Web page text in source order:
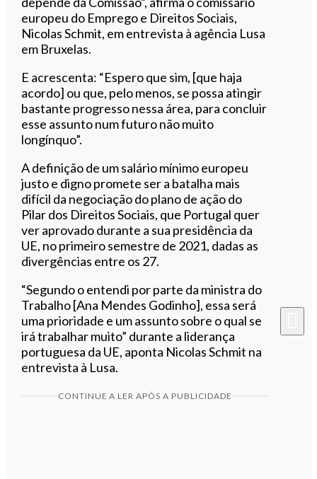
europeu do Emprego e Direitos Sociais,
Nicolas Schmit, em entrevista à agência Lusa
em Bruxelas.
E acrescenta: “Espero que sim, [que haja
acordo] ou que, pelo menos, se possa atingir
bastante progresso nessa área, para concluir
esse assunto num futuro não muito
longínquo”.
A definição de um salário mínimo europeu
justo e digno promete ser a batalha mais
difícil da negociação do plano de ação do
Pilar dos Direitos Sociais, que Portugal quer
ver aprovado durante a sua presidência da
UE, no primeiro semestre de 2021, dadas as
divergências entre os 27.
“Segundo o entendi por parte da ministra do
Trabalho [Ana Mendes Godinho], essa será
uma prioridade e um assunto sobre o qual se
irá trabalhar muito” durante a liderança
portuguesa da UE, aponta Nicolas Schmit na
entrevista à Lusa.
CONTINUE A LER APÓS A PUBLICIDADE